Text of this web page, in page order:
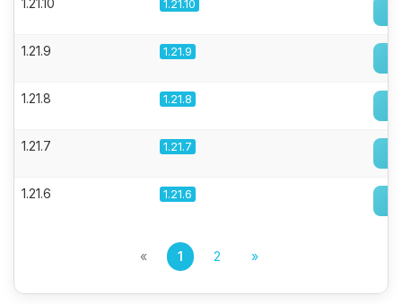
1.21.10 1.21.10
1.21.9 1.21.9
1.21.8 1.21.8
1.21.7 1.21.7
1.21.6 1.21.6
« 1 2 »